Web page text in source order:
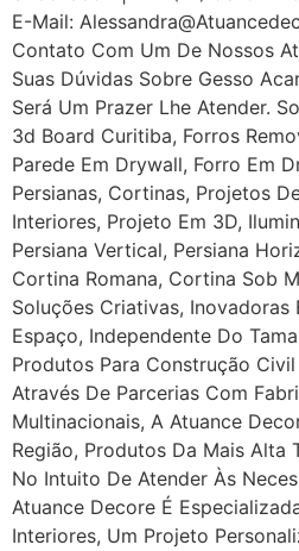
E-Mail:
Contato Com Um De Nossos
Suas Dúvidas Sobre Gesso
Será Um Prazer Lhe Atender.
3d Board Curitiba, Forros
Parede Em Drywall, Forro Em
Persianas, Cortinas, Projetos
Interiores, Projeto Em 3D,
Persiana Vertical, Persiana
Cortina Romana, Cortina Sob
Soluções Criativas, Inovadoras
Espaço, Independente Do
Produtos Para Construção
Através De Parcerias Com
Multinacionais, A Atuance
Região, Produtos Da Mais Alta
No Intuito De Atender Às
Atuance Decore É
Interiores, Um Projeto